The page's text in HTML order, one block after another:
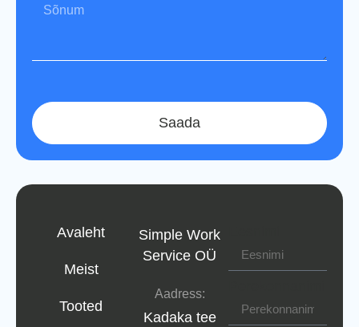
Saada
Avaleht
Meist
Tooted
Simple Work
Service OÜ
Aadress:
Kadaka tee